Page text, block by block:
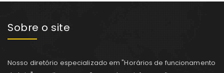
Sobre o site
Nosso diretório especializado em "Horários de funcionamento